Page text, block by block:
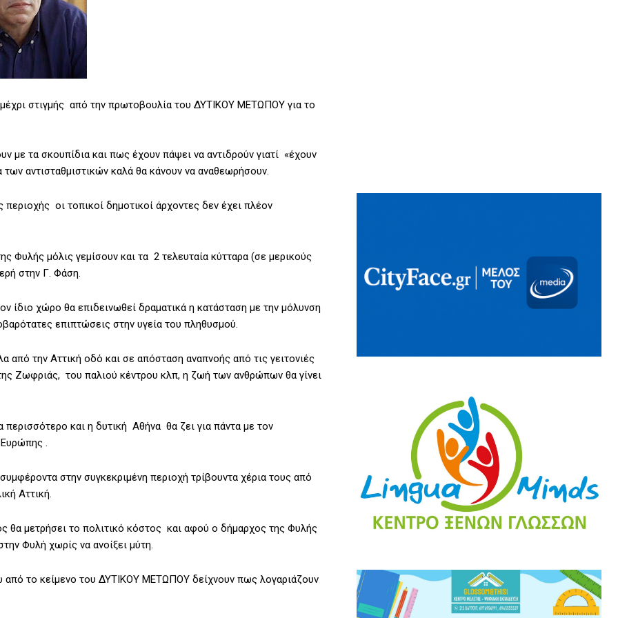
στιγμής από την πρωτοβουλία του ΔΥΤΙΚΟΥ ΜΕΤΩΠΟΥ για το
με τα σκουπίδια και πως έχουν πάψει να αντιδρούν γιατί «έχουν
αντισταθμιστικών καλά θα κάνουν να αναθεωρήσουν.
οι τοπικοί δημοτικοί άρχοντες δεν έχει πλέον
Φυλής μόλις γεμίσουν και τα 2 τελευταία κύτταρα (σε μερικούς
στην Γ. Φάση.
ίδιο χώρο θα επιδεινωθεί δραματικά η κατάσταση με την μόλυνση
επιπτώσεις στην υγεία του πληθυσμού.
από την Αττική οδό και σε απόσταση αναπνοής από τις γειτονιές
Ζωφριάς, του παλιού κέντρου κλπ, η ζωή των ανθρώπων θα γίνει
και η δυτική Αθήνα θα ζει για πάντα με τον
Ευρώπης .
στην συγκεκριμένη περιοχή τρίβουντα χέρια τους από
Αττική.
θα μετρήσει το πολιτικό κόστος και αφού ο δήμαρχος της Φυλής
Φυλή χωρίς να ανοίξει μύτη.
το κείμενο του ΔΥΤΙΚΟΥ ΜΕΤΩΠΟΥ δείχνουν πως λογαριάζουν